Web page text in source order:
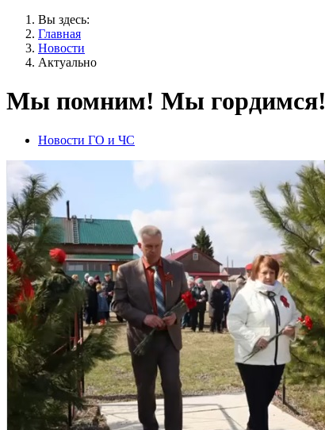
Вы здесь:
Главная
Новости
Актуально
Мы помним! Мы гордимся!
Новости ГО и ЧС